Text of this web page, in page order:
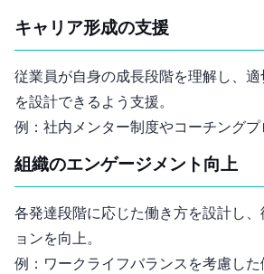
キャリア形成の支援
従業員が自身の成長段階を理解し、
を設計できるよう支援。
例：社内メンター制度やコーチングプ
組織のエンゲージメント向上
各発達段階に応じた働き方を設計し
ョンを向上。
例：ワークライフバランスを考慮した